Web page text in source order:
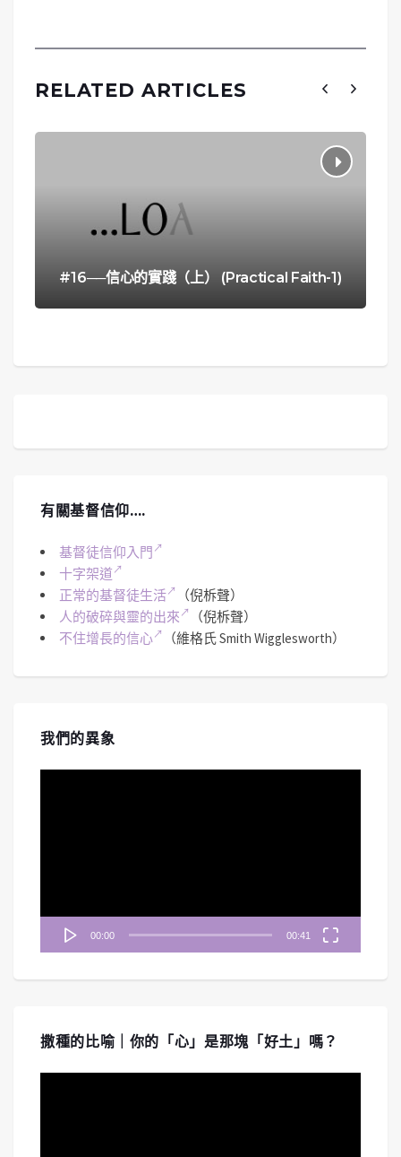
RELATED ARTICLES
#16──信心的實踐（上） (Practical Faith-1)
有關基督信仰….
基督徒信仰入門
十字架道
正常的基督徒生活
（倪柝聲）
人的破碎與靈的出來
（倪柝聲）
不住增長的信心
（維格氏 Smith Wigglesworth）
我們的異象
00:00 00:41
撒種的比喻｜你的「心」是那塊「好土」嗎？